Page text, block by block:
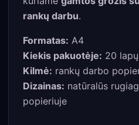
rankų darbu.
Formatas: A4
Kiekis pakuotėje: 20 lapų
Kilmė: rankų darbo
Dizainas: natūralūs
popieriuje